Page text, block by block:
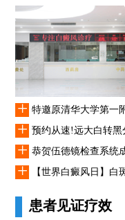
+
+
+
+
患者见证疗效